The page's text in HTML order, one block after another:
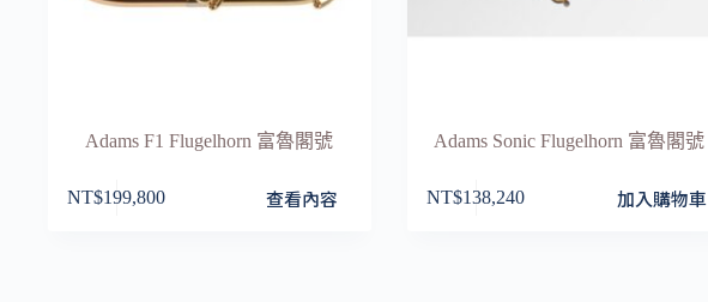
Adams F1 Flugelhorn 富魯閣號
NT$199,800 查看內容
Adams Sonic Flugelhorn 富魯閣號
NT$138,240 加入購物車